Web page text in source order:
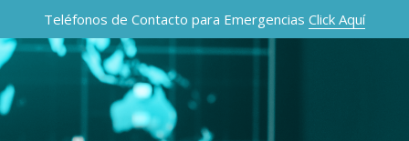
Teléfonos de Contacto para Emergencias Click Aquí